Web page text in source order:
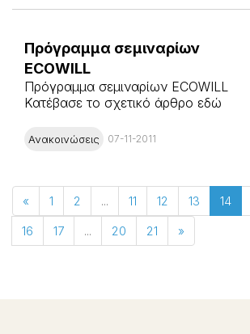
Πρόγραμμα σεμιναρίων
ECOWILL
Πρόγραμμα σεμιναρίων ECOWILL
Κατέβασε το σχετικό άρθρο εδώ
Ανακοινώσεις 07-11-2011
« 1 2 ... 11 12 13 14
16
17 ... 20 21 »